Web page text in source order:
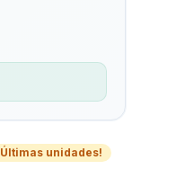
Últimas unidades!